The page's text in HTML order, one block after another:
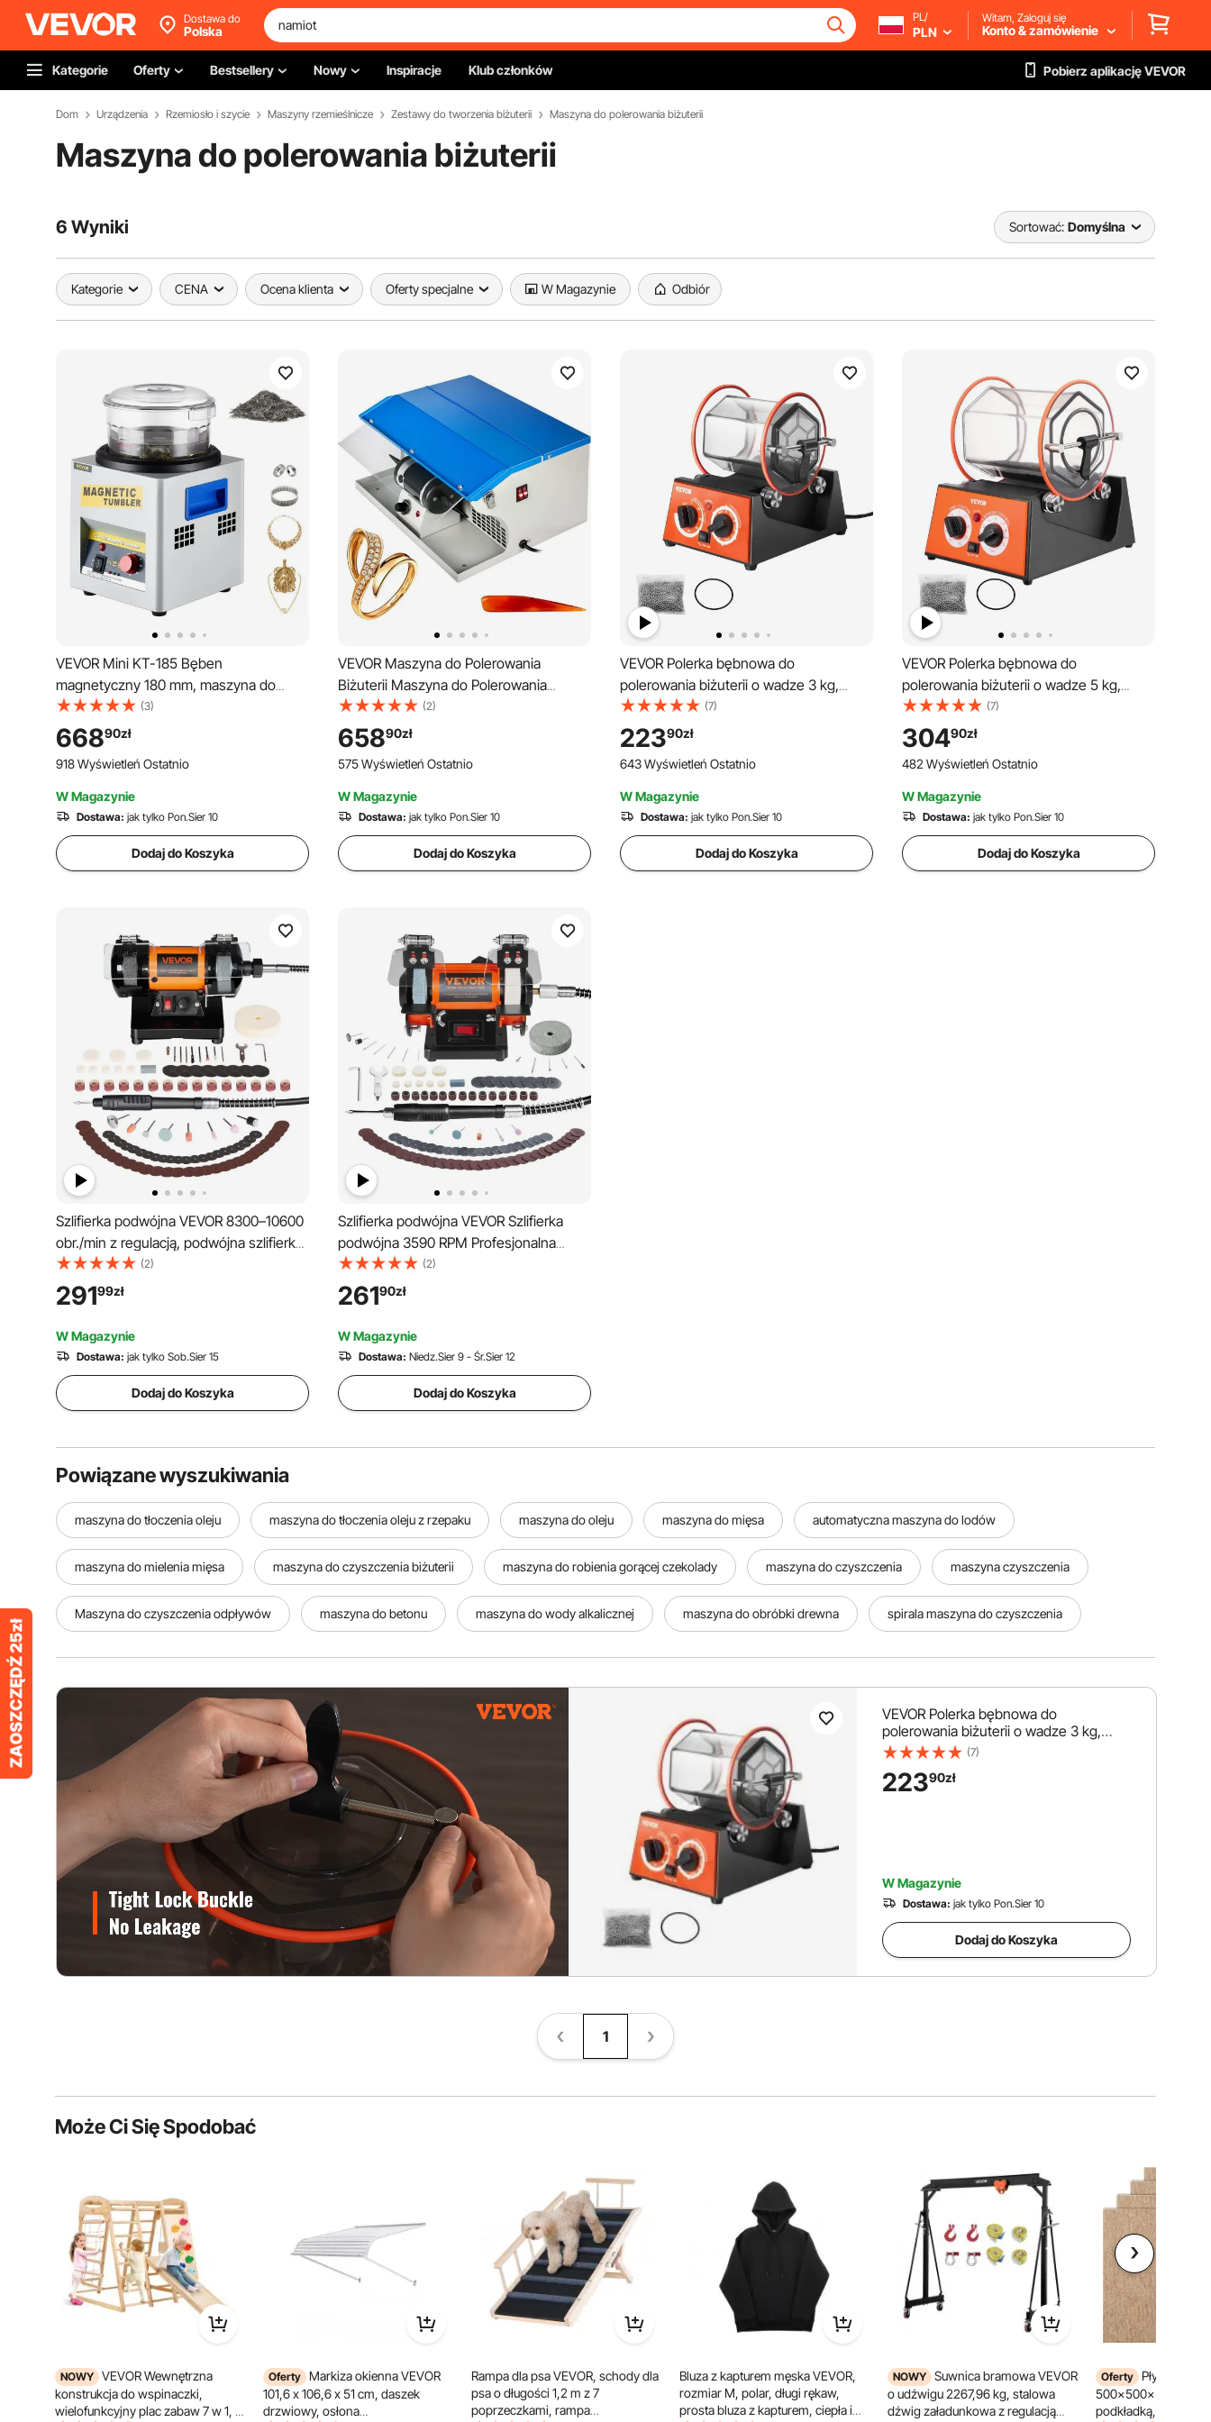
Dostawa do
Polska
PL/
PLN
Witam, Zaloguj się
Konto & zamówienie
Kategorie Oferty Bestsellery Nowy Inspiracje Klub członków Pobierz aplikację VEVOR
Dom Urządzenia Rzemiosło i szycie Maszyny rzemieślnicze Zestawy do tworzenia biżuterii Maszyna do polerowania biżuterii
Maszyna do polerowania biżuterii
6 Wyniki Sortować: Domyślna
Kategorie CENA Ocena klienta Oferty specjalne W Magazynie Odbiór
VEVOR Mini KT-185 Bęben
magnetyczny 180 mm, maszyna do
polerowania i wykańczania biżuterii z
dobrą funkcją pomiaru czasu, szybka
prędkość obróbki metali lekkich i metali
nieżelaznych, 2000 obr./min
(3)
66890zł
918 Wyświetleń Ostatnio
W Magazynie
Dostawa: jak tylko Pon.Sier 10
Dodaj do Koszyka
VEVOR Maszyna do Polerowania
Biżuterii Maszyna do Polerowania
Stołowe Narzędzie do Polerowania
Biżuterii Odpylacz Polerowanie Top
Maszyna do Polerowania Biżuterii z
Lekką Polerką Maszyna Polerowania
(2)
65890zł
575 Wyświetleń Ostatnio
W Magazynie
Dostawa: jak tylko Pon.Sier 10
Dodaj do Koszyka
VEVOR Polerka bębnowa do
polerowania biżuterii o wadze 3 kg,
obrotowa polerka powierzchniowa o
mocy 60 W, obrotowy bębnowy polerka
do polerowania biżuterii, regulowany
czas i prędkość, młyn kulowy, do złota,
srebra itp.
(7)
22390zł
643 Wyświetleń Ostatnio
W Magazynie
Dostawa: jak tylko Pon.Sier 10
Dodaj do Koszyka
VEVOR Polerka bębnowa do
polerowania biżuterii o wadze 5 kg,
obrotowa polerka powierzchniowa o
mocy 60 W, obrotowy bębnowy polerka
do polerowania biżuterii, regulowany
czas i prędkość, młyn kulowy, do złota,
srebra itp.
(7)
30490zł
482 Wyświetleń Ostatnio
W Magazynie
Dostawa: jak tylko Pon.Sier 10
Dodaj do Koszyka
Szlifierka podwójna VEVOR 8300–10600
obr./min z regulacją, podwójna szlifierka
z tarczami szlifierskimi, włóknami i
wełną, 100-częściowy zestaw
akcesoriów, szlifierka stołowa do
biżuterii, drewna, metalu, surowego
kamienia, jadeitu (DIY)
(2)
29199zł
W Magazynie
Dostawa: jak tylko Sob.Sier 15
Dodaj do Koszyka
Szlifierka podwójna VEVOR Szlifierka
podwójna 3590 RPM Profesjonalna
szlifierka 150 mm, 50 W Szlifierka
stołowa z osłoną przeciwbryzgową
zawiera 3 tarcze polerskie Klucz płaski
100 szt. Wiertarka, szlifierka Podwójna
szlifierka
(2)
26190zł
W Magazynie
Dostawa: Niedz.Sier 9 - Śr.Sier 12
Dodaj do Koszyka
Powiązane wyszukiwania
maszyna do tłoczenia oleju maszyna do tłoczenia oleju z rzepaku maszyna do oleju maszyna do mięsa automatyczna maszyna do lodów
maszyna do mielenia mięsa maszyna do czyszczenia biżuterii maszyna do robienia gorącej czekolady maszyna do czyszczenia maszyna czyszczenia
Maszyna do czyszczenia odpływów maszyna do betonu maszyna do wody alkalicznej maszyna do obróbki drewna spirala maszyna do czyszczenia
VEVOR Polerka bębnowa do
polerowania biżuterii o wadze 3 kg,
obrotowa polerka powierzchniowa o
do polerowania biżuterii, regulowany
(7)
22390zł
W Magazynie
Dostawa: jak tylko Pon.Sier 10
Dodaj do Koszyka
1
Może Ci Się Spodobać
NOWY VEVOR Wewnętrzna
konstrukcja do wspinaczki,
wielofunkcyjny plac zabaw 7 w 1, z
Oferty
Markiza okienna VEVOR
101,6 x 106,6 x 51 cm, daszek
drzwiowy, osłona
Rampa dla psa VEVOR, schody dla
psa o długości 1,2 m z 7
poprzeczkami, rampa
Bluza z kapturem męska VEVOR,
rozmiar M, polar, długi rękaw,
prosta bluza z kapturem, ciepła i
NOWY Suwnica bramowa VEVOR
o udźwigu 2267,96 kg, stalowa
dźwig załadunkowa z regulacją
Oferty
Płytki
500x500x5 mm,
podkładką, miękkie,